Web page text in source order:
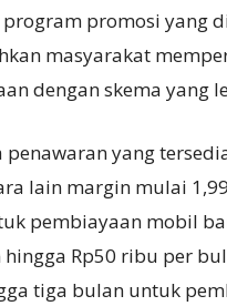
promosi yang
masyarakat
dengan skema yang
penawaran yang
lain margin mulai
pembiayaan mobil
hingga Rp50 ribu per
tiga bulan untuk